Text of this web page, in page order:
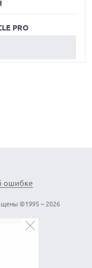
PRO
ошибке
©1995 – 2026